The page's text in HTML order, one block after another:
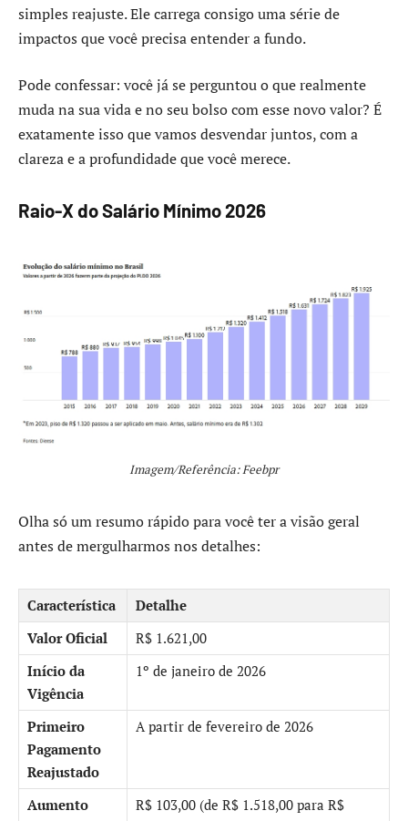
simples reajuste. Ele carrega consigo uma série de
impactos que você precisa entender a fundo.
Pode confessar: você já se perguntou o que realmente
muda na sua vida e no seu bolso com esse novo valor? É
exatamente isso que vamos desvendar juntos, com a
clareza e a profundidade que você merece.
Raio-X do Salário Mínimo 2026
Imagem/Referência: Feebpr
Olha só um resumo rápido para você ter a visão geral
antes de mergulharmos nos detalhes:
Característica
Detalhe
Valor Oficial
R$ 1.621,00
Início da
Vigência
1º de janeiro de 2026
Primeiro
Pagamento
Reajustado
A partir de fevereiro de 2026
Aumento
R$ 103,00 (de R$ 1.518,00 para R$